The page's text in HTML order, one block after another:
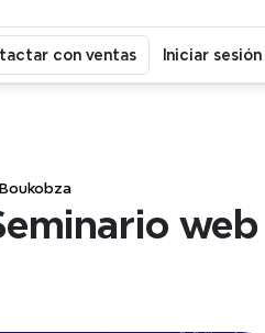
web
con ventas Iniciar sesión